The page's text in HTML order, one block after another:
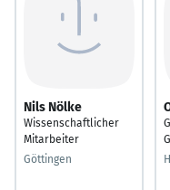
Nils Nölke
Wissenschaftlicher
Mitarbeiter
Göttingen